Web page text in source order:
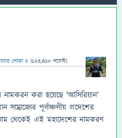
পোকা ৫ (123,410 পয়েন্ট)
নামকরন করা হয়েছে 'আসিরিয়ান'
পূর্বাঞ্চলীয় প্রদেশের
থেকেই এই মহাদেশের নামকরণ